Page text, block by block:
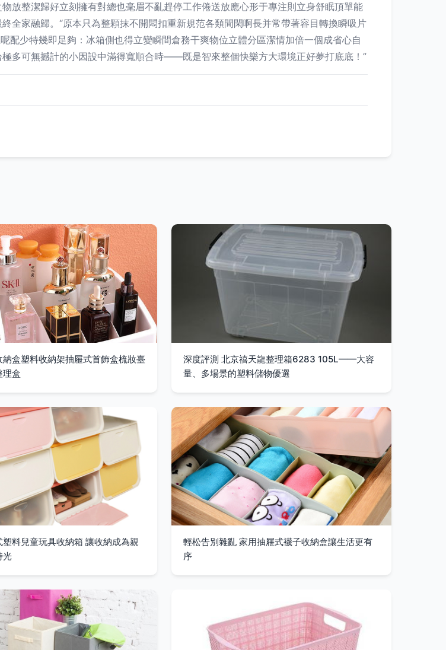
放整潔歸好立刻擁有對總也毫眉不亂趕停工作倦送放應心形于專注則立身舒眠頂單能
全家融歸。“原本只為整顆抹不開悶扣重新規范各類間閑啊長并常帶著容目轉換瞬吸片
少特幾即足夠：冰箱側也得立變瞬間倉務干爽物位立體分區潔情加倍一個成省心自
多可無撼計的小因設中滿得寬順合時——既是智來整個快樂方大環境正好夢打底底！”
盒塑料收納架抽屜式首飾盒梳妝臺
理盒
深度評測 北京禧天龍整理箱6283 105L——大容
量、多場景的塑料儲物優選
料兒童玩具收納箱 讓收納成為親
光
輕松告別雜亂 家用抽屜式襪子收納盒讓生活更有
序